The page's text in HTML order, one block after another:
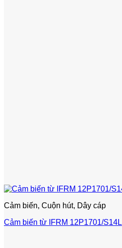
Cảm biến, Cuộn hút, Dây cáp
Cảm biến từ IFRM 12P1701/S14L